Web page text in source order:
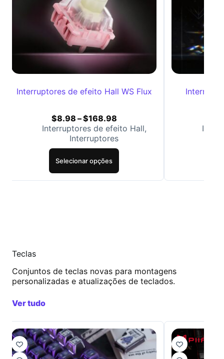
Interruptores de efeito Hall WS Flux
$8.98 –$168.98
Interruptores de efeito Hall,
Interruptores
Selecionar opções
Teclas
Conjuntos de teclas novas para montagens
personalizadas e atualizações de teclados.
Ver tudo